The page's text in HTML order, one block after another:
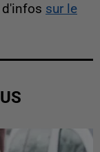
d'infos sur le